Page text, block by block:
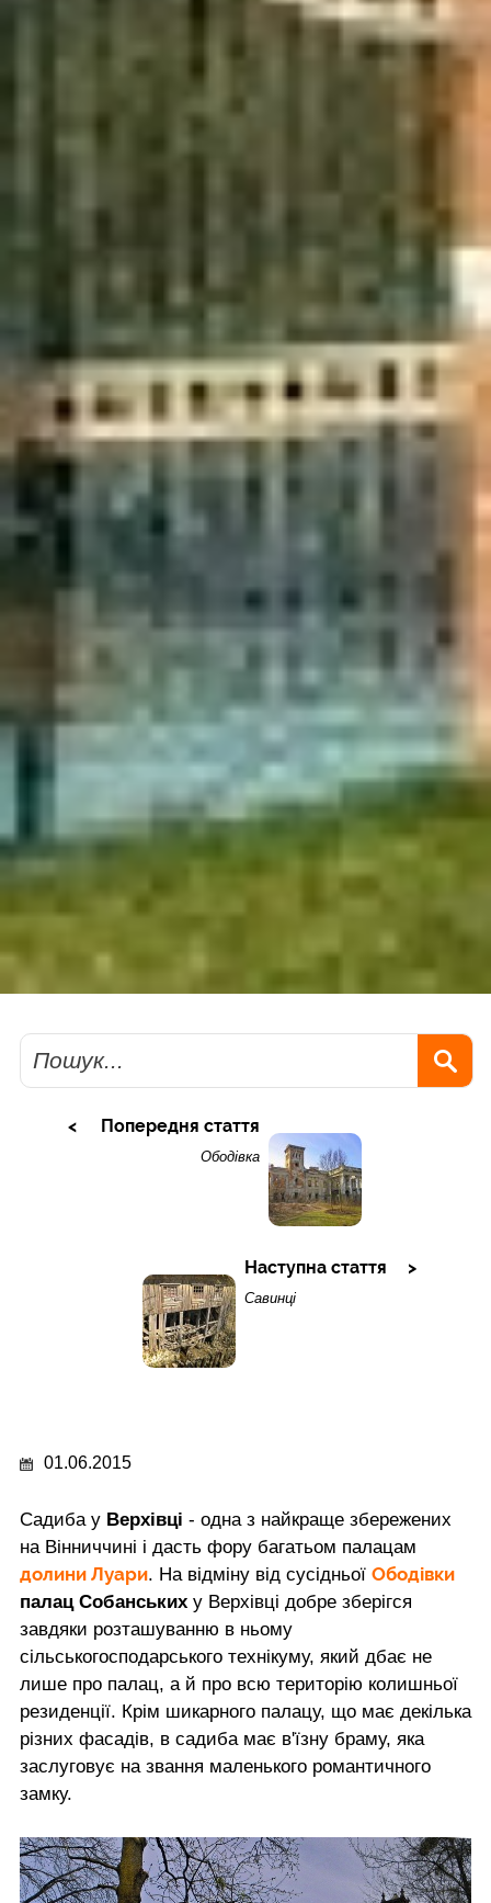
Пошук
Попередня стаття
Ободівка
Наступна стаття
Савинці
01.06.2015
Садиба у Верхівці - одна з найкраще збережених
на Вінниччині і дасть фору багатьом палацам
долини Луари. На відміну від сусідньої Ободівки
палац Собанських у Верхівці добре зберігся
завдяки розташуванню в ньому
сільськогосподарського технікуму, який дбає не
лише про палац, а й про всю територію колишньої
резиденції. Крім шикарного палацу, що має декілька
різних фасадів, в садиба має в'їзну браму, яка
заслуговує на звання маленького романтичного
замку.